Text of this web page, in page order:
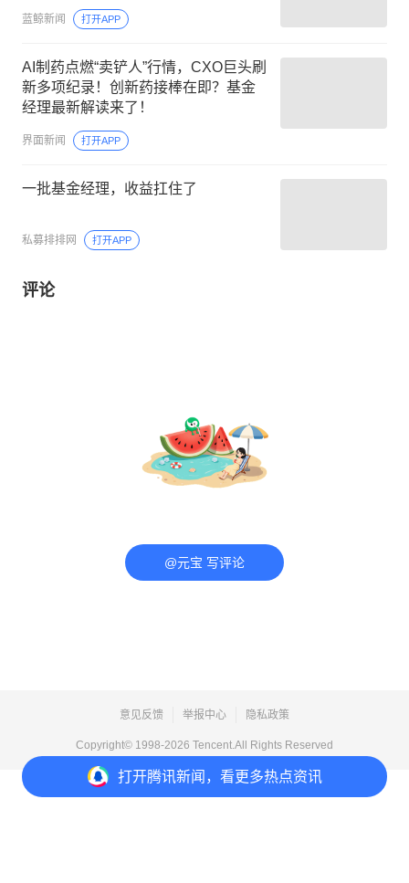
打开腾讯新闻，看更多热点资讯
蓝鲸新闻 打开APP
AI制药点燃“卖铲人”行情，CXO巨头刷
新多项纪录！创新药接棒在即？基金
经理最新解读来了！
界面新闻 打开APP
一批基金经理，收益扛住了
私募排排网 打开APP
评论
@元宝 写评论
意见反馈 举报中心 隐私政策
Copyright© 1998-2026 Tencent.All Rights Reserved